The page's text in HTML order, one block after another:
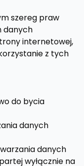
szereg praw
danych
internetowej,
z tych
do bycia
danych
danych
wyłącznie na